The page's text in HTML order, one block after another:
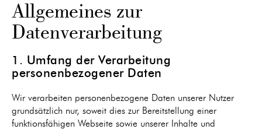
Allgemeines zur
Datenverarbeitung
1. Umfang der Verarbeitung
personenbezogener Daten
Wir verarbeiten personenbezogene Daten unserer Nutzer
grundsätzlich nur, soweit dies zur Bereitstellung einer
funktionsfähigen Webseite sowie unserer Inhalte und